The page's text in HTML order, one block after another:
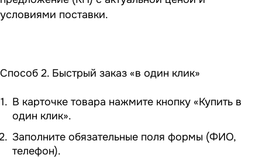
условиями поставки.
Способ 2. Быстрый заказ «в один клик»
В карточке товара нажмите кнопку «Купить в
один клик».
Заполните обязательные поля формы (ФИО,
телефон).